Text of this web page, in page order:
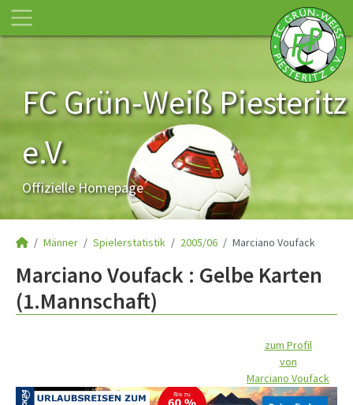
FC Grün-Weiß Piesteritz
e.V.
Offizielle Homepage
Männer Spielerstatistik 2005/06 Marciano Voufack
Marciano Voufack : Gelbe Karten
(1.Mannschaft)
zum Profil
von
Marciano Voufack